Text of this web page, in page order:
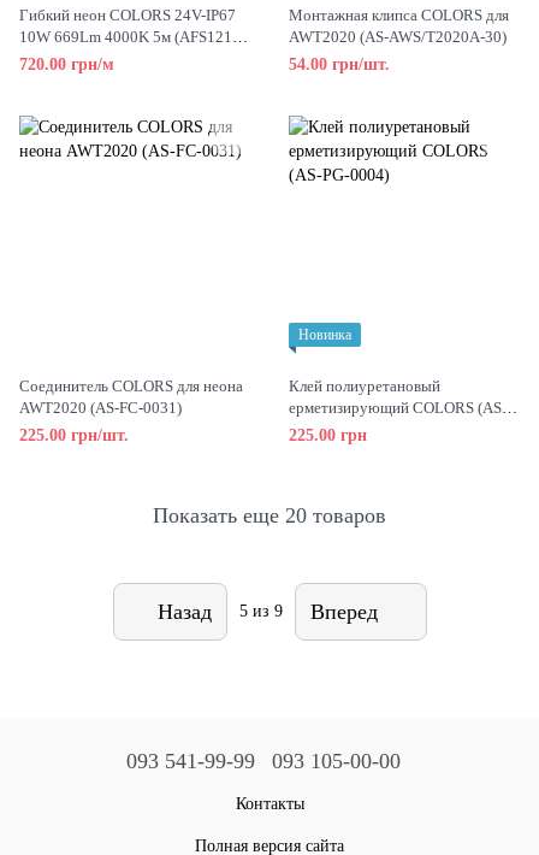
Гибкий неон COLORS 24V-IP67
10W 669Lm 4000K 5м (AFS1217-
NW)
720.00 грн/м
Монтажная клипса COLORS для
AWT2020 (AS-AWS/T2020A-30)
54.00 грн/шт.
Соединитель COLORS для неона
AWT2020 (AS-FC-0031)
225.00 грн/шт.
Новинка
Клей полиуретановый
ерметизирующий COLORS (AS-
PG-0004)
225.00 грн
Показать еще 20 товаров
Назад 5из 9 Вперед
093 541-99-99 093 105-00-00
Контакты
Полная версия сайта